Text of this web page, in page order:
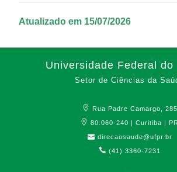
Atualizado em 15/07/2026
Universidade Federal do
Setor de Ciências da
Rua Padre Camargo, 285
80.060-240 |
direcaosaude@ufpr.br
(41) 3360-7231